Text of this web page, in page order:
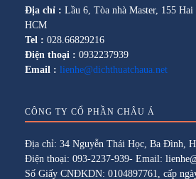
Địa chỉ : Lầu 6, Tòa nhà Master, 155
HCM
Tel : 028.66829216
Điện thoại : 0932237939
Email : lienhe@dichthuatchaua.net
CÔNG TY CỔ PHẦN CHÂU Á
Địa chỉ: 34 Nguyễn Thái Học, Ba Đình,
Điện thoại: 093-2237-939- Email:
Số Giấy CNĐKDN: 0104897761, cấp